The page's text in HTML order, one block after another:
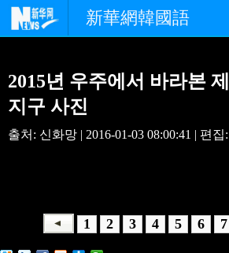
新華網韓國語
경제
중한교류 핫 TV
생생 중국어
2015년 우주에서 바라본
지구 사진
출처: 신화망 | 2016-01-03 08:00:41 | 편집
1 2 3 4 5 6 7